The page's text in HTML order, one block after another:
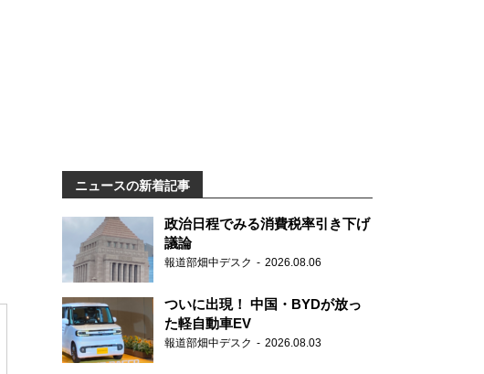
ニュースの新着記事
政治日程でみる消費税率引き下げ
議論
報道部畑中デスク 2026.08.06
ついに出現！ 中国・BYDが放っ
た軽自動車EV
報道部畑中デスク 2026.08.03